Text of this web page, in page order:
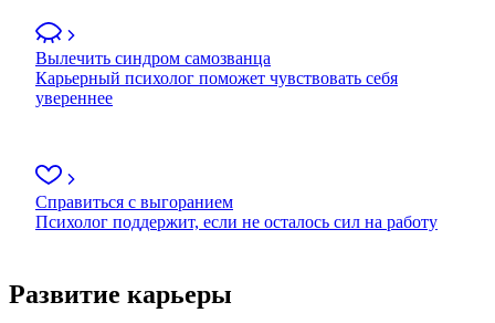
Вылечить синдром самозванца
Карьерный психолог поможет чувствовать себя
увереннее
Справиться с выгоранием
Психолог поддержит, если не осталось сил на работу
Развитие карьеры